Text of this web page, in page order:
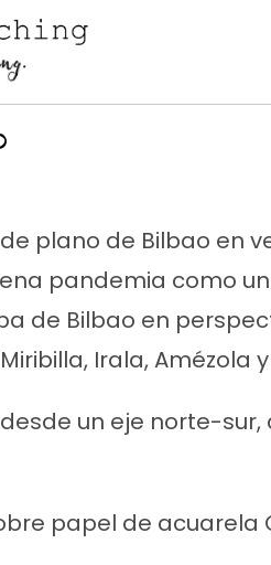
plano de Bilbao en
pandemia como
de Bilbao en
Irala, Amézola
un eje norte-
papel de acuarela